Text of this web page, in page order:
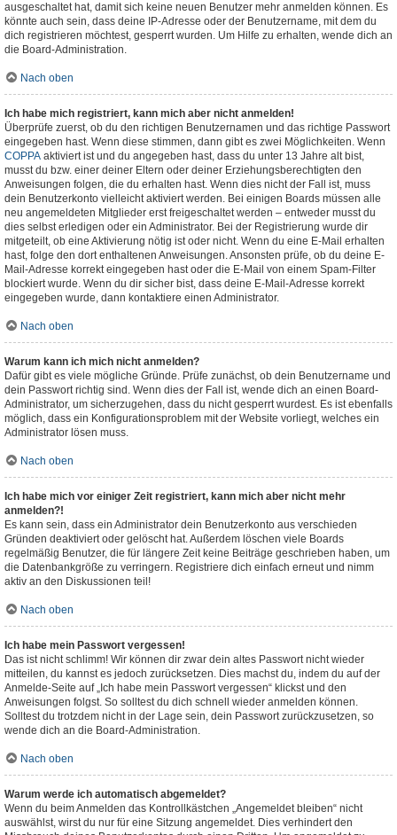
ausgeschaltet hat, damit sich keine neuen Benutzer mehr anmelden können. Es
könnte auch sein, dass deine IP-Adresse oder der Benutzername, mit dem du
dich registrieren möchtest, gesperrt wurden. Um Hilfe zu erhalten, wende dich an
die Board-Administration.
Nach oben
Ich habe mich registriert, kann mich aber nicht anmelden!
Überprüfe zuerst, ob du den richtigen Benutzernamen und das richtige Passwort
eingegeben hast. Wenn diese stimmen, dann gibt es zwei Möglichkeiten. Wenn
COPPA aktiviert ist und du angegeben hast, dass du unter 13 Jahre alt bist,
musst du bzw. einer deiner Eltern oder deiner Erziehungsberechtigten den
Anweisungen folgen, die du erhalten hast. Wenn dies nicht der Fall ist, muss
dein Benutzerkonto vielleicht aktiviert werden. Bei einigen Boards müssen alle
neu angemeldeten Mitglieder erst freigeschaltet werden – entweder musst du
dies selbst erledigen oder ein Administrator. Bei der Registrierung wurde dir
mitgeteilt, ob eine Aktivierung nötig ist oder nicht. Wenn du eine E-Mail erhalten
hast, folge den dort enthaltenen Anweisungen. Ansonsten prüfe, ob du deine E-
Mail-Adresse korrekt eingegeben hast oder die E-Mail von einem Spam-Filter
blockiert wurde. Wenn du dir sicher bist, dass deine E-Mail-Adresse korrekt
eingegeben wurde, dann kontaktiere einen Administrator.
Nach oben
Warum kann ich mich nicht anmelden?
Dafür gibt es viele mögliche Gründe. Prüfe zunächst, ob dein Benutzername und
dein Passwort richtig sind. Wenn dies der Fall ist, wende dich an einen Board-
Administrator, um sicherzugehen, dass du nicht gesperrt wurdest. Es ist ebenfalls
möglich, dass ein Konfigurationsproblem mit der Website vorliegt, welches ein
Administrator lösen muss.
Nach oben
Ich habe mich vor einiger Zeit registriert, kann mich aber nicht mehr
anmelden?!
Es kann sein, dass ein Administrator dein Benutzerkonto aus verschieden
Gründen deaktiviert oder gelöscht hat. Außerdem löschen viele Boards
regelmäßig Benutzer, die für längere Zeit keine Beiträge geschrieben haben, um
die Datenbankgröße zu verringern. Registriere dich einfach erneut und nimm
aktiv an den Diskussionen teil!
Nach oben
Ich habe mein Passwort vergessen!
Das ist nicht schlimm! Wir können dir zwar dein altes Passwort nicht wieder
mitteilen, du kannst es jedoch zurücksetzen. Dies machst du, indem du auf der
Anmelde-Seite auf „Ich habe mein Passwort vergessen“ klickst und den
Anweisungen folgst. So solltest du dich schnell wieder anmelden können.
Solltest du trotzdem nicht in der Lage sein, dein Passwort zurückzusetzen, so
wende dich an die Board-Administration.
Nach oben
Warum werde ich automatisch abgemeldet?
Wenn du beim Anmelden das Kontrollkästchen „Angemeldet bleiben“ nicht
auswählst, wirst du nur für eine Sitzung angemeldet. Dies verhindert den